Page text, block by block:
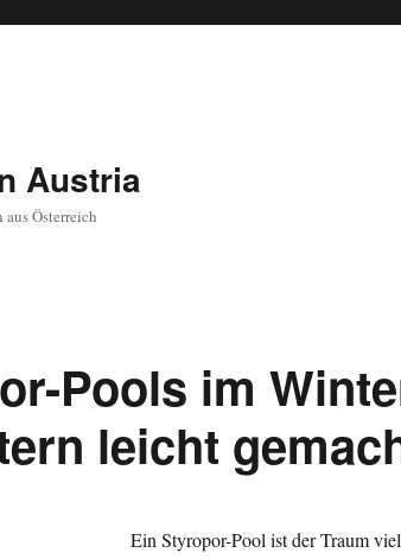
Austria
Österreich
Pools im
leicht
Ein Styropor-Pool ist der Traum